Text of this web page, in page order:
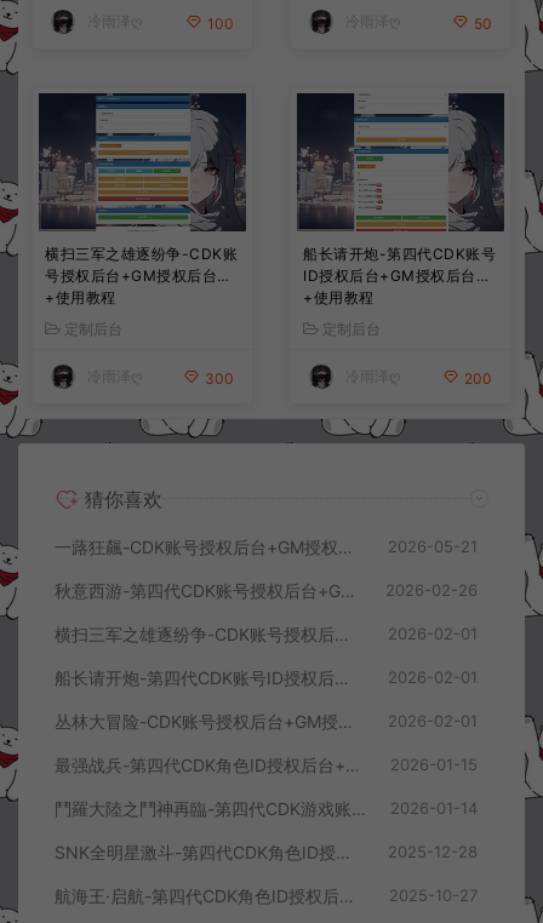
冷雨泽ღ 100 冷雨泽ღ 50
横扫三军之雄逐纷争-CDK账
号授权后台+GM授权后台
+使用教程
定制后台
冷雨泽ღ 300
船长请开炮-第四代CDK账号
ID授权后台+GM授权后台
+使用教程
定制后台
冷雨泽ღ 200
猜你喜欢
一蕗狂飆-CDK账号授权后台+GM授权后台+使用教程 2026-05-21
秋意西游-第四代CDK账号授权后台+GM授权后台+使用教程 2026-02-26
横扫三军之雄逐纷争-CDK账号授权后台+GM授权后台+使用教程 2026-02-01
船长请开炮-第四代CDK账号ID授权后台+GM授权后台+使用教程 2026-02-01
丛林大冒险-CDK账号授权后台+GM授权后台+使用教程 2026-02-01
最强战兵-第四代CDK角色ID授权后台+GM授权后台+使用教程 2026-01-15
鬥羅大陸之鬥神再臨-第四代CDK游戏账号授权后台+GM授权后台+使用教程 2026-01-14
SNK全明星激斗-第四代CDK角色ID授权后台+GM授权后台+使用教程 2025-12-28
航海王·启航-第四代CDK角色ID授权后台+GM授权后台+使用教程 2025-10-27